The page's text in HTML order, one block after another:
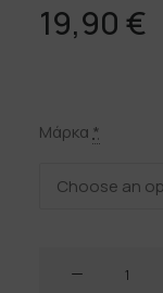
19,90 €
Μάρκα *